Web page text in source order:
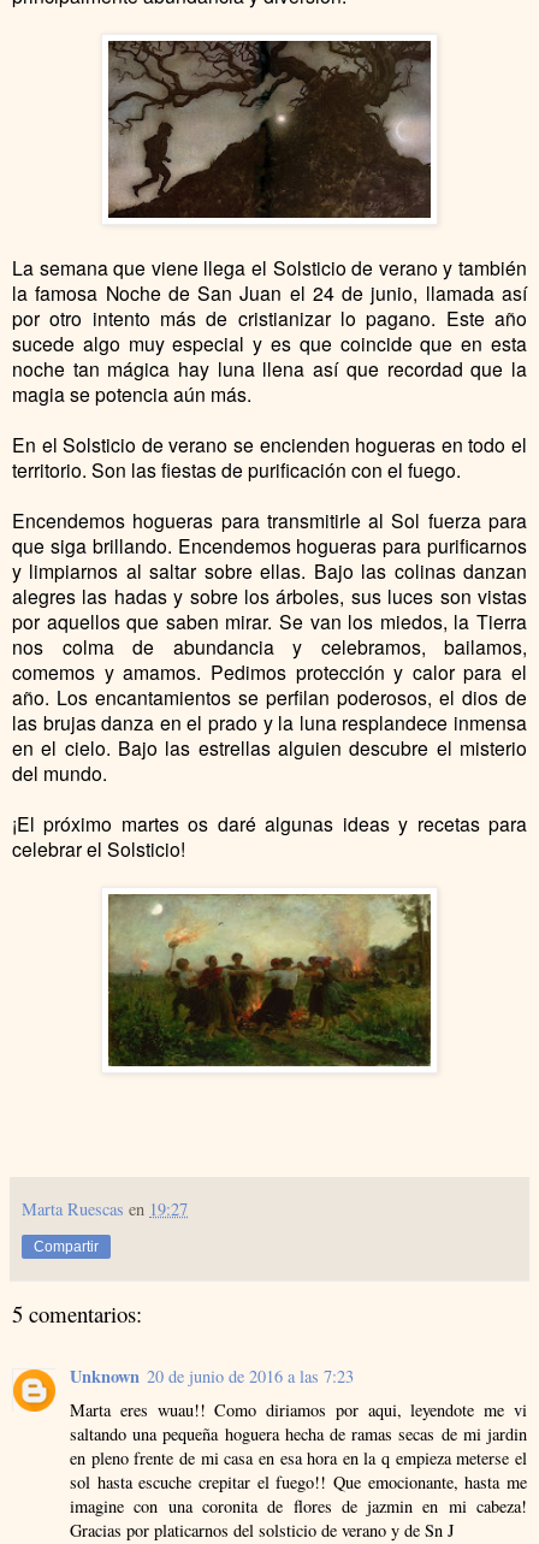
La semana que viene llega el Solsticio de verano y también
la famosa Noche de San Juan el 24 de junio, llamada así
por otro intento más de cristianizar lo pagano. Este año
sucede algo muy especial y es que coincide que en esta
noche tan mágica hay luna llena así que recordad que la
magia se potencia aún más.
En el Solsticio de verano se encienden hogueras en todo el
territorio. Son las fiestas de purificación con el fuego.
Encendemos hogueras para transmitirle al Sol fuerza para
que siga brillando. Encendemos hogueras para purificarnos
y limpiarnos al saltar sobre ellas. Bajo las colinas danzan
alegres las hadas y sobre los árboles, sus luces son vistas
por aquellos que saben mirar. Se van los miedos, la Tierra
nos colma de abundancia y celebramos, bailamos,
comemos y amamos. Pedimos protección y calor para el
año. Los encantamientos se perfilan poderosos, el dios de
las brujas danza en el prado y la luna resplandece inmensa
en el cielo. Bajo las estrellas alguien descubre el misterio
del mundo.
¡El próximo martes os daré algunas ideas y recetas para
celebrar el Solsticio!
Marta Ruescas en 19:27
Compartir
5 comentarios:
Unknown 20 de junio de 2016 a las 7:23
Marta eres wuau!! Como diriamos por aqui, leyendote me vi
saltando una pequeña hoguera hecha de ramas secas de mi jardin
en pleno frente de mi casa en esa hora en la q empieza meterse el
sol hasta escuche crepitar el fuego!! Que emocionante, hasta me
imagine con una coronita de flores de jazmin en mi cabeza!
Gracias por platicarnos del solsticio de verano y de Sn J